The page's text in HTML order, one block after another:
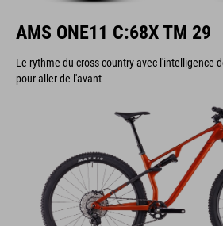
AMS ONE11 C:68X TM 29
Le rythme du cross-country avec l'intelligence
pour aller de l'avant